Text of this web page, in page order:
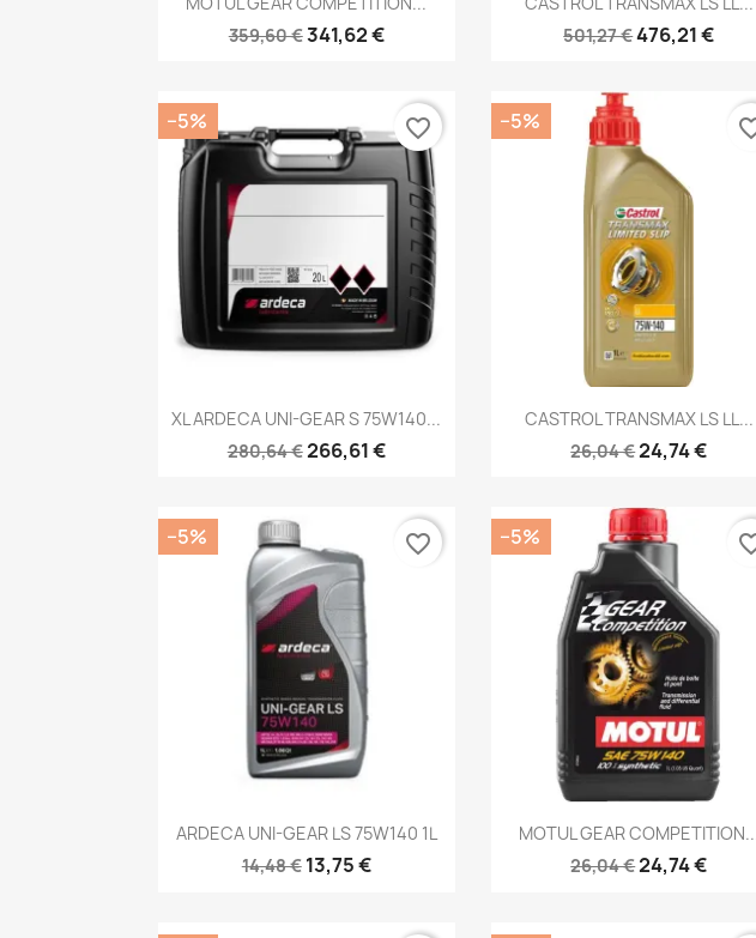
359,60 €341,62 €
501,27 €476,21 €
Kiirvaade
XL ARDECA UNI-GEAR S 75W140...
280,64 €266,61 €
−5% favorite_border
Kiirvaade
CASTROL TRANSMAX LS LL...
26,04 €24,74 €
−5%
Kiirvaade
ARDECA UNI-GEAR LS 75W140 1L
14,48 € 13,75 €
−5% favorite_border
Kiirvaade
MOTUL GEAR
26,04 €24,74 €
−5%